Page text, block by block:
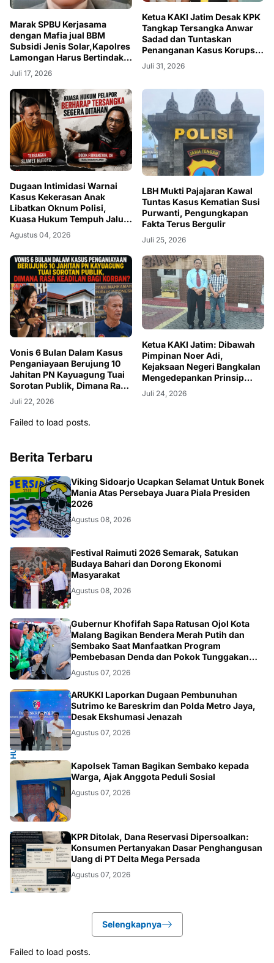
Marak SPBU Kerjasama
dengan Mafia jual BBM
Subsidi Jenis Solar,Kapolres
Lamongan Harus Bertindak
Tegas dan Keras
Juli 17, 2026
Ketua KAKI Jatim Desak KPK
Tangkap Tersangka Anwar
Sadad dan Tuntaskan
Penanganan Kasus Korupsi
Dana Hibah Jatim Pada
Tahun 2026 Ini
Juli 31, 2026
Dugaan Intimidasi Warnai
Kasus Kekerasan Anak
Libatkan Oknum Polisi,
Kuasa Hukum Tempuh Jalur
Propam dan LPSK
Agustus 04, 2026
LBH Mukti Pajajaran Kawal
Tuntas Kasus Kematian Susi
Purwanti, Pengungkapan
Fakta Terus Bergulir
Juli 25, 2026
Vonis 6 Bulan Dalam Kasus
Penganiayaan Berujung 10
Jahitan PN Kayuagung Tuai
Sorotan Publik, Dimana Rasa
Keadilan Bagi Korban?
Juli 22, 2026
Ketua KAKI Jatim: Dibawah
Pimpinan Noer Adi,
Kejaksaan Negeri Bangkalan
Mengedepankan Prinsip
Kehati-hatian, Objektivitas
dan Profesionalisme
Juli 24, 2026
Failed to load posts.
Berita Terbaru
BOLA
Viking Sidoarjo Ucapkan Selamat Untuk Bonek
Mania Atas Persebaya Juara Piala Presiden
2026
Agustus 08, 2026
TNI
Festival Raimuti 2026 Semarak, Satukan
Budaya Bahari dan Dorong Ekonomi
Masyarakat
Agustus 08, 2026
SOSIAL
Gubernur Khofifah Sapa Ratusan Ojol Kota
Malang Bagikan Bendera Merah Putih dan
Sembako Saat Manfaatkan Program
Pembebasan Denda dan Pokok Tunggakan
PKB
Agustus 07, 2026
HUKUM.NASIONAL
ARUKKI Laporkan Dugaan Pembunuhan
Sutrimo ke Bareskrim dan Polda Metro Jaya,
Desak Ekshumasi Jenazah
Agustus 07, 2026
POLRI.SOSIAL
Kapolsek Taman Bagikan Sembako kepada
Warga, Ajak Anggota Peduli Sosial
Agustus 07, 2026
HUKUM.DAERAH
KPR Ditolak, Dana Reservasi Dipersoalkan:
Konsumen Pertanyakan Dasar Penghangusan
Uang di PT Delta Mega Persada
Agustus 07, 2026
Selengkapnya
Failed to load posts.